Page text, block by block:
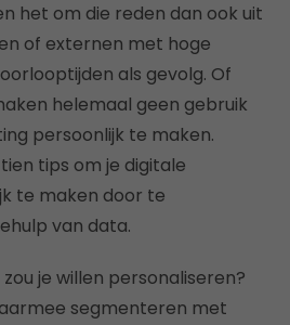
het om die reden dan ook uit
of externen met hoge
als gevolg. Of
helemaal geen gebruik
persoonlijk te maken.
tips om je digitale
te maken door te
van data.
je willen personaliseren?
segmenteren met